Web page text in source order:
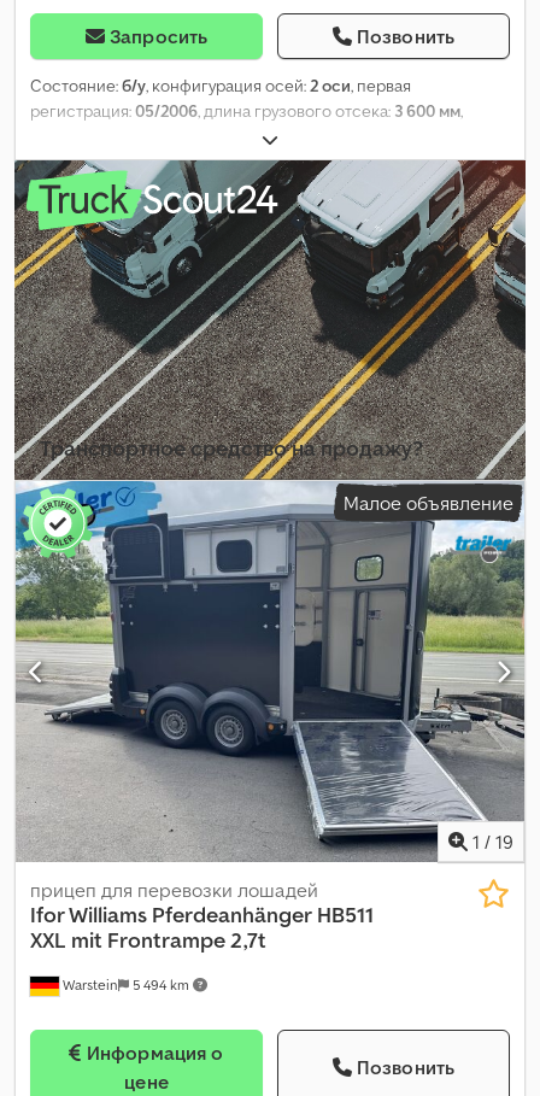
Запросить Позвонить
Состояние:б/у, конфигурация осей:2 оси, первая
регистрация:05/2006, длина грузового отсека: 3 600 мм,
ширина пространства для загрузки:
грузового отсека:380 мм, подвеска:сталь, размер шины:
185/60r12c, колесная база: 1 000 мм, Год выпуска: 2006,
Транспортное средство на продажу?
Создать объявлениеМалое объявление
1 / 19
Warstein 5 494 km
прицеп для перевозки лошадей
Ifor Williams Pferdeanhänger HB511
XXL mit Frontrampe 2,7t
цене
Позвонить